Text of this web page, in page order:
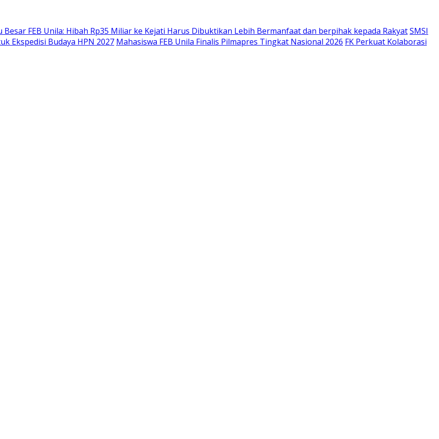
Besar FEB Unila: Hibah Rp35 Miliar ke Kejati Harus Dibuktikan Lebih Bermanfaat dan berpihak kepada RakyatSMSI
Ekspedisi Budaya HPN 2027 Mahasiswa FEB Unila Finalis Pilmapres Tingkat Nasional 2026 FK Perkuat Kolaborasi